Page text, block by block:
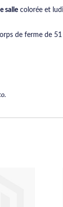
salle colorée et
de ferme de